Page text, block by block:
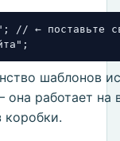
// ← поставьте
шаблонов
она работает на
коробки.